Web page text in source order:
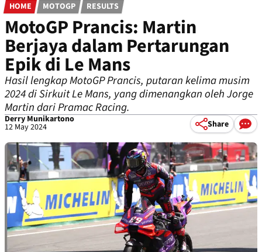
HOME MOTOGP RESULTS
MotoGP Prancis: Martin
Berjaya dalam Pertarungan
Epik di Le Mans
Hasil lengkap MotoGP Prancis, putaran kelima musim
2024 di Sirkuit Le Mans, yang dimenangkan oleh Jorge
Martin dari Pramac Racing.
Derry Munikartono
12 May 2024 Share